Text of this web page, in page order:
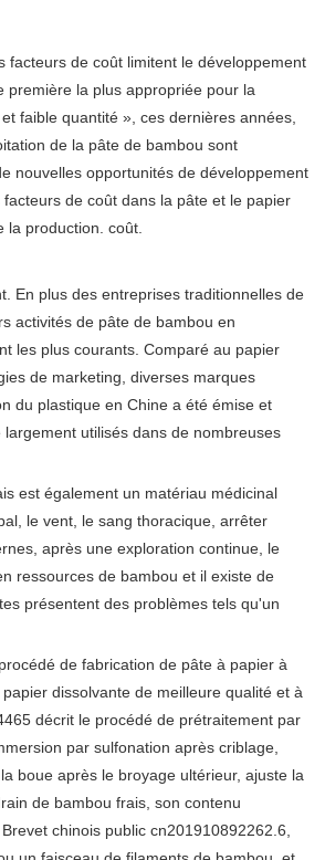
de coût limitent le développement
la plus appropriée pour la
faible quantité », ces dernières années,
de la pâte de bambou sont
nouvelles opportunités de développement
de coût dans la pâte et le papier
production. coût.
En plus des entreprises traditionnelles de
activités de pâte de bambou en
les plus courants. Comparé au papier
de marketing, diverses marques
du plastique en Chine a été émise et
utilisés dans de nombreuses
est également un matériau médicinal
le vent, le sang thoracique, arrêter
après une exploration continue, le
ressources de bambou et il existe de
présentent des problèmes tels qu'un
de fabrication de pâte à papier à
dissolvante de meilleure qualité et à
décrit le procédé de prétraitement par
par sulfonation après criblage,
boue après le broyage ultérieur, ajuste la
de bambou frais, son contenu
chinois public cn201910892262.6,